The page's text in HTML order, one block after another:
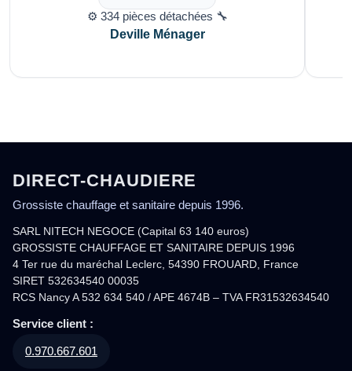
⚙️ 334 pièces détachées 🔧
Deville Ménager
DIRECT-CHAUDIERE
Grossiste chauffage et sanitaire depuis 1996.
SARL NITECH NEGOCE (Capital 63 140 euros)
GROSSISTE CHAUFFAGE ET SANITAIRE DEPUIS 1996
4 Ter rue du maréchal Leclerc, 54390 FROUARD, France
SIRET 532634540 00035
RCS Nancy A 532 634 540 / APE 4674B – TVA FR31532634540
Service client :
0.970.667.601